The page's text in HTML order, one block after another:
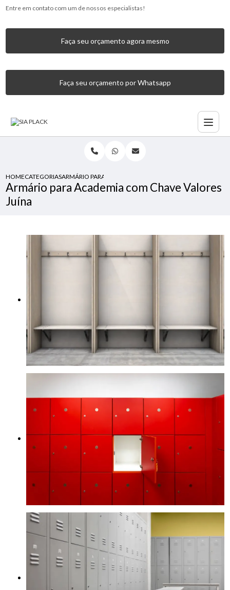
Entre em contato com um de nossos especialistas!
Faça seu orçamento agora mesmo
Faça seu orçamento por Whatsapp
HOMECATEGORIASARMÁRIO PARA ACADEMIA COM CHAVE VALORES JUÍNA
Armário para Academia com Chave Valores
Juína